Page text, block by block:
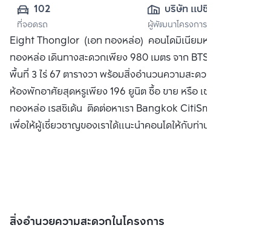
102
ที่จอดรถ
บริษัท แปซิฟิคสตาร์
อินเตอร์เนชั่นแนล
(ประเทศไทย) จำกัด
ผู้พัฒนาโครงการ
Eight Thonglor (เอท ทองหล่อ) คอนโดมิเนียมหรูบนพื้นที่
ทองหล่อ เดินทางสะดวกเพียง 980 เมตร จาก BTS ทองหล่อ บน
พื้นที่ 3 ไร่ 67 ตารางวา พร้อมสิ่งอำนวนความสะดวกครบครัน
ห้องพักอาศัยสุดหรูเพียง 196 ยูนิต ซื้อ ขาย หรือ เช่า คอนโด เอท
ทองหล่อ เรสซิเด้น ติดต่อหาเรา Bangkok CitiSmart ได้ทันที
เพื่อให้ผู้เชี่ยวชาญของเราได้แนะนำคอนโดให้กับท่าน
สิ่งอำนวยความสะดวกในโครงการ